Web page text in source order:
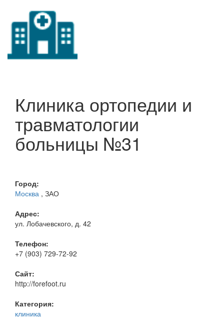
Клиника ортопедии и
травматологии
больницы №31
Город:
Москва , ЗАО
Адрес:
ул. Лобачевского, д. 42
Телефон:
+7 (903) 729-72-92
Сайт:
http://forefoot.ru
Категория:
клиника